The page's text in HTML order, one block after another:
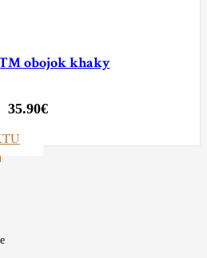
obojok khaky
35.90€